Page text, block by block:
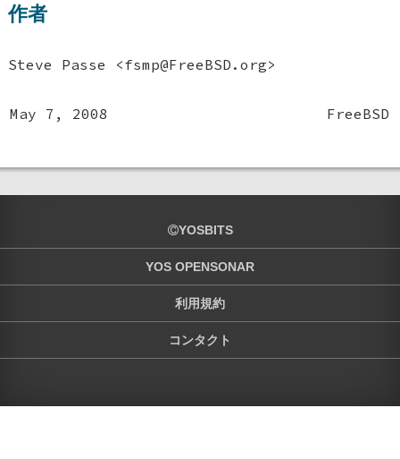
作者
Steve Passe <fsmp@FreeBSD.org>
May 7, 2008 FreeBSD
YOSBITS
YOS OPENSONAR
利用規約
コンタクト